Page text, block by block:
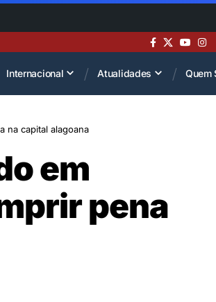
Internacional Atualidades Quem
na capital alagoana
em
pena